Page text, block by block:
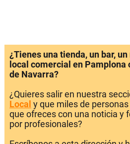
¿Tienes una tienda, un bar,
local comercial en Pamplona
de Navarra?
¿Quieres salir en nuestra
Local y que miles de
que ofreces con una noticia y
por profesionales?